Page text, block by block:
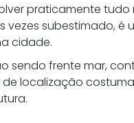
praticamente tudo
subestimado, é
cidade.
sendo frente mar,
localização